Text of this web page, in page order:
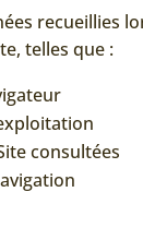
recueillies
telles que :
consultées